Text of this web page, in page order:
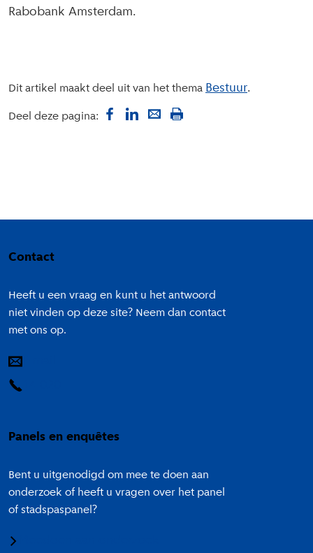
Rabobank Amsterdam.
Dit artikel maakt deel uit van het thema Bestuur
Deel deze pagina:
Contact
Heeft u een vraag en kunt u het antwoord
niet vinden op deze site? Neem dan contact
met ons op.
Panels en enquêtes
Bent u uitgenodigd om mee te doen aan
onderzoek of heeft u vragen over het panel
of stadspaspanel?